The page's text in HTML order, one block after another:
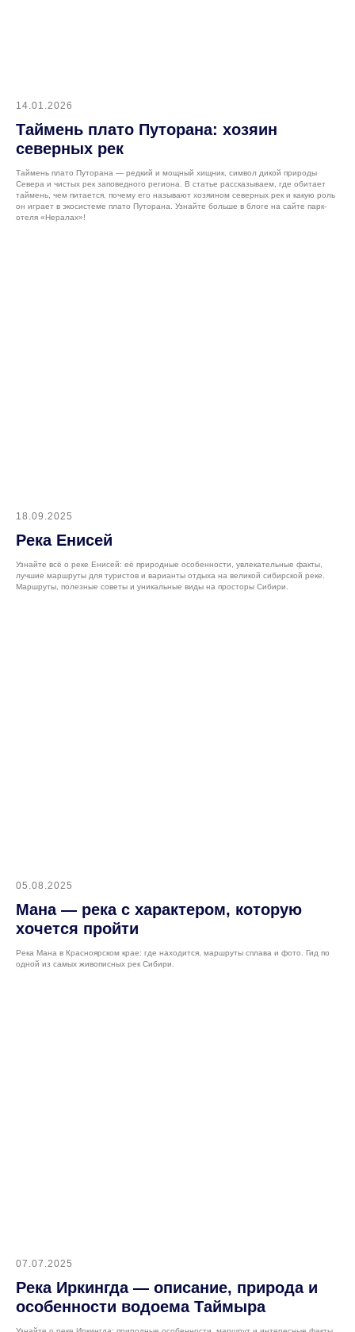
14.01.2026
Таймень плато Путорана: хозяин
северных рек
Таймень плато Путорана — редкий и мощный хищник, символ дикой природы
Севера и чистых рек заповедного региона. В статье рассказываем, где обитает
таймень, чем питается, почему его называют хозяином северных рек и какую роль
он играет в экосистеме плато Путорана. Узнайте больше в блоге на сайте парк-
отеля «Нералах»!
18.09.2025
Река Енисей
Узнайте всё о реке Енисей: её природные особенности, увлекательные факты,
лучшие маршруты для туристов и варианты отдыха на великой сибирской реке.
Маршруты, полезные советы и уникальные виды на просторы Сибири.
05.08.2025
Мана — река с характером, которую
хочется пройти
Река Мана в Красноярском крае: где находится, маршруты сплава и фото. Гид по
одной из самых живописных рек Сибири.
07.07.2025
Река Иркингда — описание, природа и
особенности водоема Таймыра